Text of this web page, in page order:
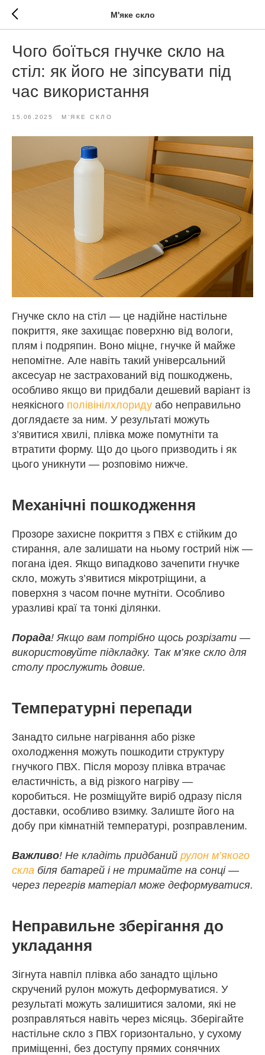
М'яке скло
Чого боїться гнучке скло на
стіл: як його не зіпсувати під
час використання
15.06.2025 М'ЯКЕ СКЛО
Гнучке скло на стіл — це надійне настільне
покриття, яке захищає поверхню від вологи,
плям і подряпин. Воно міцне, гнучке й майже
непомітне. Але навіть такий універсальний
аксесуар не застрахований від пошкоджень,
особливо якщо ви придбали дешевий варіант із
неякісного полівінілхлориду або неправильно
доглядаєте за ним. У результаті можуть
з’явитися хвилі, плівка може помутніти та
втратити форму. Що до цього призводить і як
цього уникнути — розповімо нижче.
Механічні пошкодження
Прозоре захисне покриття з ПВХ є стійким до
стирання, але залишати на ньому гострий ніж —
погана ідея. Якщо випадково зачепити гнучке
скло, можуть з’явитися мікротріщини, а
поверхня з часом почне мутніти. Особливо
уразливі краї та тонкі ділянки.
Порада! Якщо вам потрібно щось розрізати —
використовуйте підкладку. Так м’яке скло для
столу прослужить довше.
Температурні перепади
Занадто сильне нагрівання або різке
охолодження можуть пошкодити структуру
гнучкого ПВХ. Після морозу плівка втрачає
еластичність, а від різкого нагріву —
коробиться. Не розміщуйте виріб одразу після
доставки, особливо взимку. Залиште його на
добу при кімнатній температурі, розправленим.
Важливо! Не кладіть придбаний рулон м’якого
скла біля батарей і не тримайте на сонці —
через перегрів матеріал може деформуватися.
Неправильне зберігання до
укладання
Зігнута навпіл плівка або занадто щільно
скручений рулон можуть деформуватися. У
результаті можуть залишитися заломи, які не
розправляться навіть через місяць. Зберігайте
настільне скло з ПВХ горизонтально, у сухому
приміщенні, без доступу прямих сонячних